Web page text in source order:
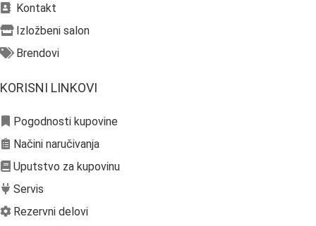
Kontakt
Izložbeni salon
Brendovi
KORISNI LINKOVI
Pogodnosti kupovine
Načini naručivanja
Uputstvo za kupovinu
Servis
Rezervni delovi